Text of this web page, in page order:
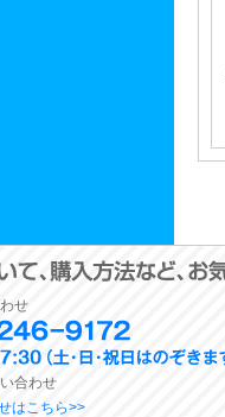
せ
合わせ
はこちら>>